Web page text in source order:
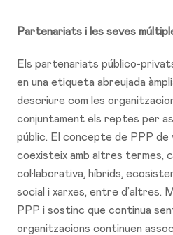
Partenariats i les seves
Els partenariats público-
en una etiqueta abreujada
descriure com les
conjuntament els reptes per
públic. El concepte de PPP de
coexisteix amb altres termes,
col·laborativa, híbrids,
social i xarxes, entre d’altres.
PPP i sostinc que continua
organitzacions continuen